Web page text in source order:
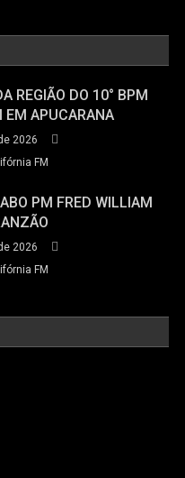
REGIÃO DO 10° BPM
EM APUCARANA
2026
FM
PM FRED WILLIAM
2026
FM